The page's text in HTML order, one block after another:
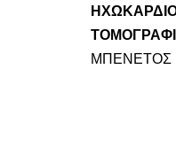
ΜΠΕΝΕΤΟΣ